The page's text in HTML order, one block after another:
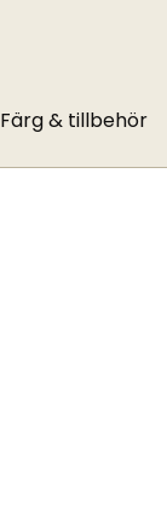
Färg & tillbehör